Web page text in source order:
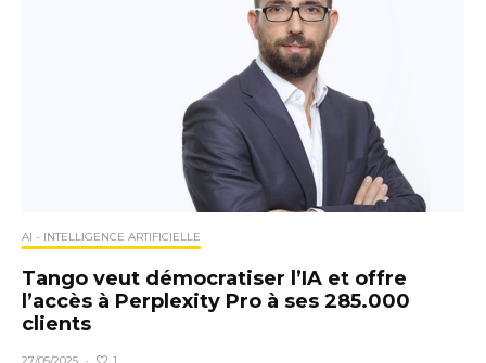
AI - INTELLIGENCE ARTIFICIELLE
Tango veut démocratiser l’IA et offre
l’accès à Perplexity Pro à ses 285.000
clients
1